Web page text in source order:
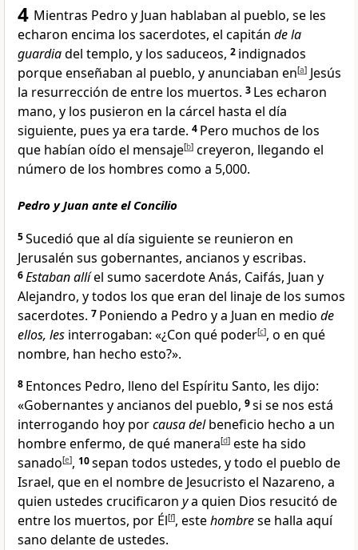
4 Mientras Pedro y Juan hablaban al pueblo, se les
echaron encima los sacerdotes, el capitán de la
guardiadel templo, y los saduceos, 2 indignados
porque enseñaban al pueblo, y anunciaban en[a] Jesús
la resurrección de entre los muertos. 3 Les echaron
mano, y los pusieron en la cárcel hasta el día
siguiente, pues ya era tarde. 4 Pero muchos de los
que habían oído el mensaje[b] creyeron, llegando el
número de los hombres como a 5,000.
Pedro y Juan ante el Concilio
5Sucedió que al día siguiente se reunieron en
Jerusalén sus gobernantes, ancianos y escribas.
6Estaban allíel sumo sacerdote Anás, Caifás, Juan y
Alejandro, y todos los que eran del linaje de los sumos
sacerdotes. 7 Poniendo a Pedro y a Juan en medio de
ellos, les interrogaban: «¿Con qué poder[c], o en qué
nombre, han hecho esto?».
8 Entonces Pedro, lleno del Espíritu Santo, les dijo:
«Gobernantes y ancianos del pueblo, 9si se nos está
interrogando hoy porcausa delbeneficio hecho a un
hombre enfermo, de qué manera[d] este ha sido
sanado[e], 10sepan todos ustedes, y todo el pueblo de
Israel, que en el nombre de Jesucristo el Nazareno, a
quien ustedes crucificaron ya quien Dios resucitó de
entre los muertos, por Él[f], estehombrese halla aquí
sano delante de ustedes.